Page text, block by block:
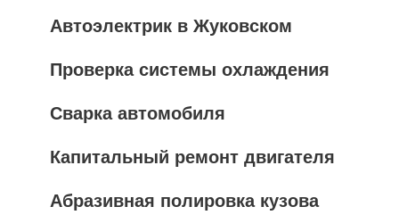
Автоэлектрик в Жуковском
Проверка системы охлаждения
Сварка автомобиля
Капитальный ремонт двигателя
Абразивная полировка кузова